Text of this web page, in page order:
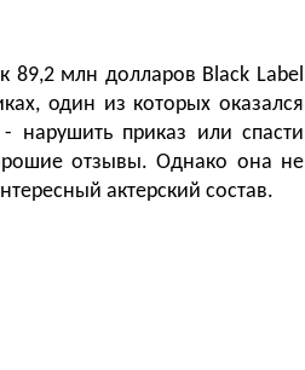
89,2 млн долларов Black Label
один из которых оказался
приказ или спасти
отзывы. Однако она не
актерский состав.